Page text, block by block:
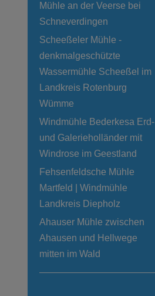
Mühle an der Veerse bei
Schneverdingen
Scheeßeler Mühle -
denkmalgeschützte
Wassermühle Scheeßel im
Landkreis Rotenburg
Wümme
Windmühle Bederkesa Erd-
und Galerieholländer mit
Windrose im Geestland
Fehsenfeldsche Mühle
Martfeld | Windmühle
Landkreis Diepholz
Ahauser Mühle zwischen
Ahausen und Hellwege
mitten im Wald